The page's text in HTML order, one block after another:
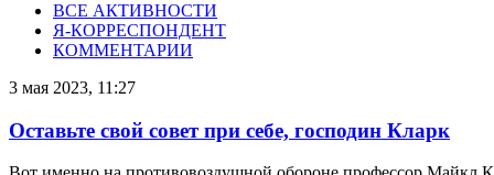
ВСЕ АКТИВНОСТИ
Я-КОРРЕСПОНДЕНТ
КОММЕНТАРИИ
3 мая 2023, 11:27
Оставьте свой совет при себе, господин Кларк